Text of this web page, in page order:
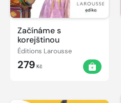
Začínáme s
korejštinou
Éditions Larousse
279 Kč